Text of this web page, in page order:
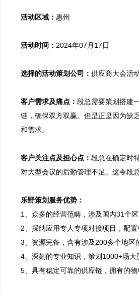
活动区域： 惠州
活动时间： 2024年07月17日
选择的活动策划公司： 供应商大会活
客户需求及痛点： 段总需要策划搭建
链，确保双方双赢。但是正是因为缺
和需求。
客户关注点及担心点： 段总在确定时
对大型会议的后勤管理不足。这令段
乐野策划服务优势：
1、众多的经营范畴，涉及国内31个
2、採纳应用专人专项对接项目，配
3、资源完备，含有涉及200多个地
4、深刻的专业知识，策划1000+场
5、具有稳定可靠的供应链，拥有的